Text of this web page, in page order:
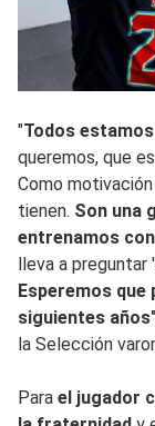
"Todos
queremos, que
Como
tienen. Son una
entrenamos
lleva a preguntar
Esperemos
siguientes años"
la Selección
Para el jugador